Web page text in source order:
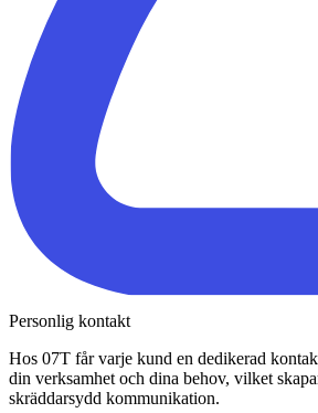
Personlig kontakt
Hos 07T får varje kund en dedikerad
din verksamhet och dina behov, vilket
skräddarsydd kommunikation.